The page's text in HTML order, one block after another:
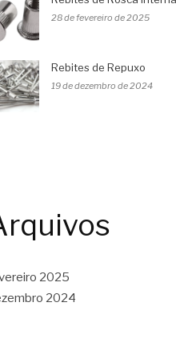
28 de fevereiro de 2025
Rebites de Repuxo
19 de dezembro de 2024
2025
2024